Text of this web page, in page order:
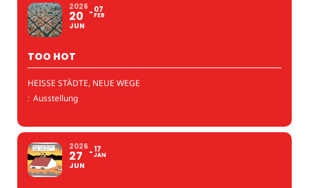
2026
20
JUN
07
FEB
TOO HOT
HEISSE STÄDTE, NEUE WEGE
: Ausstellung
2026
27
JUN
17
JAN